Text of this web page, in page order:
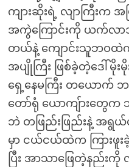
ကျားဆိုးရဲ့ လျာကြီးက အပ
အကွဲကြောင်းကို ယက်လာသ
တယ်နဲ့ ကျောင်းသူဘဝထဲ
အပျိုကြီး ဖြစ်ခဲ့တဲ့ဒေါ်မိုး
ရှေ့နေမကြီး တယောက်
တော်ရုံ ယောကျ်ားတွေ
ဘဲ တဖြည်းဖြည်းနဲ့ အရွ
မှာ ငယ်ငယ်ထဲက ကြားဖူ
ပြီး အာသာဖြေတဲ့နည်း